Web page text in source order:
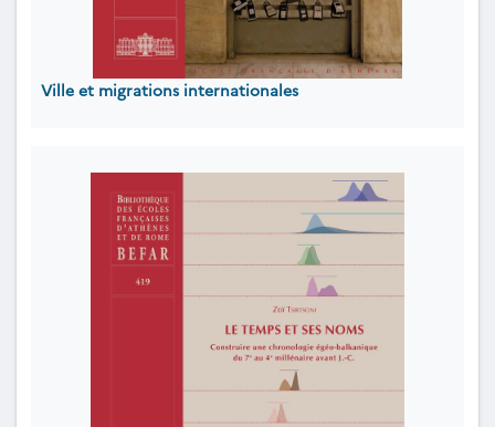
Ville et migrations internationales